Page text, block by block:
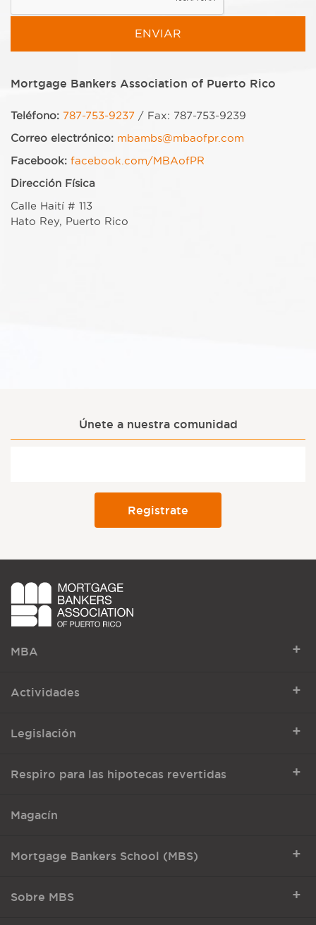
Mortgage Bankers Association of Puerto Rico
Teléfono: 787-753-9237 / Fax: 787-753-9239
Correo electrónico: mbambs@mbaofpr.com
Facebook: facebook.com/MBAofPR
Dirección Física
Calle Haití # 113
Hato Rey, Puerto Rico
Únete a nuestra comunidad
MBA +
Actividades +
Legislación +
Respiro para las hipotecas revertidas +
Magacín
Mortgage Bankers School (MBS) +
Sobre MBS +